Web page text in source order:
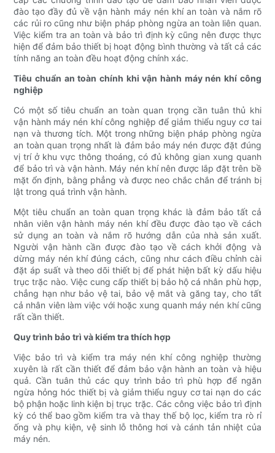
đào tạo đầy đủ về vận hành máy nén khí an toàn và nắm rõ
các rủi ro cũng như biện pháp phòng ngừa an toàn liên quan.
Việc kiểm tra an toàn và bảo trì định kỳ cũng nên được thực
hiện để đảm bảo thiết bị hoạt động bình thường và tất cả các
tính năng an toàn đều hoạt động chính xác.
Tiêu chuẩn an toàn chính khi vận hành máy nén khí công
nghiệp
Có một số tiêu chuẩn an toàn quan trọng cần tuân thủ khi
vận hành máy nén khí công nghiệp để giảm thiểu nguy cơ tai
nạn và thương tích. Một trong những biện pháp phòng ngừa
an toàn quan trọng nhất là đảm bảo máy nén được đặt đúng
vị trí ở khu vực thông thoáng, có đủ không gian xung quanh
để bảo trì và vận hành. Máy nén khí nên được lắp đặt trên bề
mặt ổn định, bằng phẳng và được neo chắc chắn để tránh bị
lật trong quá trình vận hành.
Một tiêu chuẩn an toàn quan trọng khác là đảm bảo tất cả
nhân viên vận hành máy nén khí đều được đào tạo về cách
sử dụng an toàn và nắm rõ hướng dẫn của nhà sản xuất.
Người vận hành cần được đào tạo về cách khởi động và
dừng máy nén khí đúng cách, cũng như cách điều chỉnh cài
đặt áp suất và theo dõi thiết bị để phát hiện bất kỳ dấu hiệu
trục trặc nào. Việc cung cấp thiết bị bảo hộ cá nhân phù hợp,
chẳng hạn như bảo vệ tai, bảo vệ mắt và găng tay, cho tất
cả nhân viên làm việc với hoặc xung quanh máy nén khí cũng
rất cần thiết.
Quy trình bảo trì và kiểm tra thích hợp
Việc bảo trì và kiểm tra máy nén khí công nghiệp thường
xuyên là rất cần thiết để đảm bảo vận hành an toàn và hiệu
quả. Cần tuân thủ các quy trình bảo trì phù hợp để ngăn
ngừa hỏng hóc thiết bị và giảm thiểu nguy cơ tai nạn do các
bộ phận hoặc linh kiện bị trục trặc. Các công việc bảo trì định
kỳ có thể bao gồm kiểm tra và thay thế bộ lọc, kiểm tra rò rỉ
ống và phụ kiện, vệ sinh lỗ thông hơi và cánh tản nhiệt của
máy nén.